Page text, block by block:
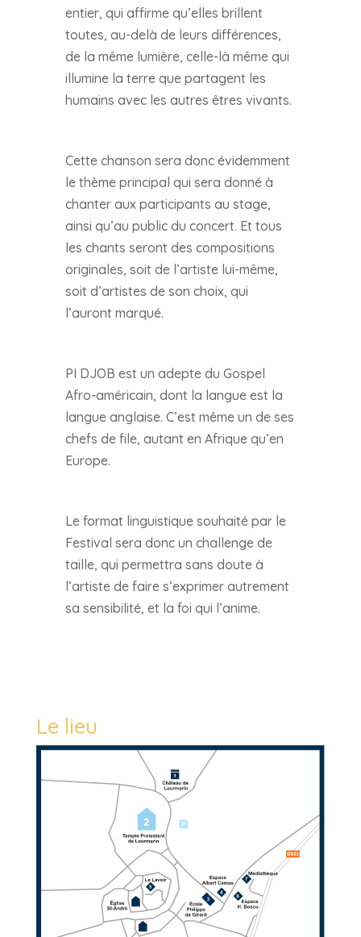
entier, qui affirme qu’elles brillent
toutes, au-delà de leurs différences,
de la même lumière, celle-là même qui
illumine la terre que partagent les
humains avec les autres êtres vivants.
Cette chanson sera donc évidemment
le thème principal qui sera donné à
chanter aux participants au stage,
ainsi qu’au public du concert. Et tous
les chants seront des compositions
originales, soit de l’artiste lui-même,
soit d’artistes de son choix, qui
l’auront marqué.
PI DJOB est un adepte du Gospel
Afro-américain, dont la langue est la
langue anglaise. C’est même un de ses
chefs de file, autant en Afrique qu’en
Europe.
Le format linguistique souhaité par le
Festival sera donc un challenge de
taille, qui permettra sans doute à
l’artiste de faire s’exprimer autrement
sa sensibilité, et la foi qui l’anime.
Le lieu